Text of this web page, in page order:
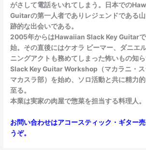
がさして電話をいれてしまう。日本での
Guitarの第一人者でありレジェンドである
跡的な出会いである。
2005年からはHawaiian Slack Key Guitarで
始。その直後にはケオラ ビーマー、ダニエ
ニングアクトも務めてしまった怖いもの知
Slack Key Guitar Workshop（マカラニ・
マカスラ部）を始め、ソロ活動と共に精力
至る。
本業は実家の肉屋で惣菜を担当する料理人。
お問い合わせはアコースティック・ギター
うぞ。